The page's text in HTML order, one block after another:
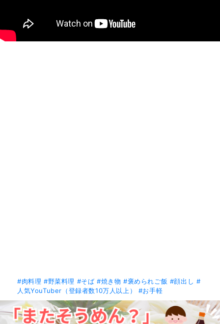
#肉料理 #野菜料理 #そば #焼き物 #褒められご飯 #顔出し #
人気YouTuber（登録者数10万人以上）
#お手軽